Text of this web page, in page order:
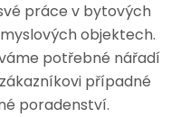
práce v bytových
objektech.
potřebné nářadí
případné
poradenství.